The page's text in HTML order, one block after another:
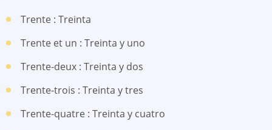
Trente : Treinta
Trente et un : Treinta y uno
Trente-deux : Treinta y dos
Trente-trois : Treinta y tres
Trente-quatre : Treinta y cuatro